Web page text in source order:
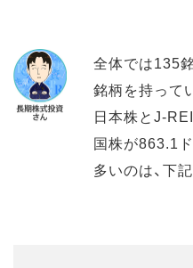
全体では135
銘柄を持って
日本株とJ-
国株が863.1
多いのは、下